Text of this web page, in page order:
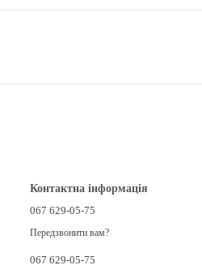
Контактна інформація
067 629-05-75
Передзвонити вам?
067 629-05-75